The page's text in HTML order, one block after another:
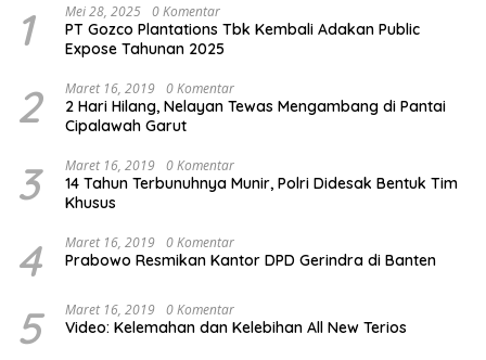
1 Mei 28, 2025 0 Komentar
PT Gozco Plantations Tbk Kembali Adakan Public
Expose Tahunan 2025
2 Maret 16, 2019 0 Komentar
2 Hari Hilang, Nelayan Tewas Mengambang di Pantai
Cipalawah Garut
3 Maret 16, 2019 0 Komentar
14 Tahun Terbunuhnya Munir, Polri Didesak Bentuk Tim
Khusus
4 Maret 16, 2019 0 Komentar
Prabowo Resmikan Kantor DPD Gerindra di Banten
5 Maret 16, 2019 0 Komentar
Video: Kelemahan dan Kelebihan All New Terios